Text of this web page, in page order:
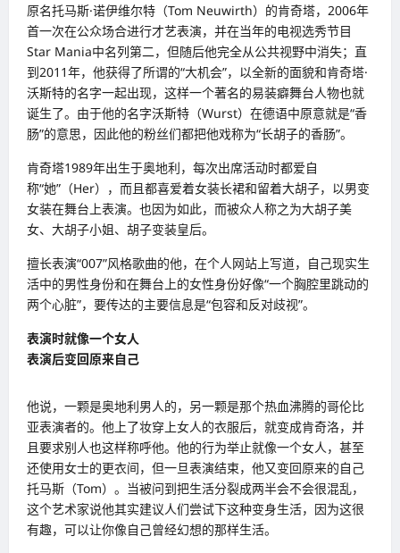
原名托马斯·诺伊维尔特（Tom Neuwirth）的肯奇塔，2006年
首一次在公众场合进行才艺表演，并在当年的电视选秀节目
Star Mania中名列第二，但随后他完全从公共视野中消失；直
到2011年，他获得了所谓的“大机会”，以全新的面貌和肯奇塔·
沃斯特的名字一起出现，这样一个著名的易装癖舞台人物也就
诞生了。由于他的名字沃斯特（Wurst）在德语中原意就是“香
肠”的意思，因此他的粉丝们都把他戏称为“长胡子的香肠”。
肯奇塔1989年出生于奥地利，每次出席活动时都爱自
称“她”（Her），而且都喜爱着女装长裙和留着大胡子，以男变
女装在舞台上表演。也因为如此，而被众人称之为大胡子美
女、大胡子小姐、胡子变装皇后。
擅长表演“007”风格歌曲的他，在个人网站上写道，自己现实生
活中的男性身份和在舞台上的女性身份好像“一个胸腔里跳动的
两个心脏”，要传达的主要信息是“包容和反对歧视”。
表演时就像一个女人
表演后变回原来自己
他说，一颗是奥地利男人的，另一颗是那个热血沸腾的哥伦比
亚表演者的。他上了妆穿上女人的衣服后，就变成肯奇洛，并
且要求别人也这样称呼他。他的行为举止就像一个女人，甚至
还使用女士的更衣间，但一旦表演结束，他又变回原来的自己
托马斯（Tom）。当被问到把生活分裂成两半会不会很混乱，
这个艺术家说他其实建议人们尝试下这种变身生活，因为这很
有趣，可以让你像自己曾经幻想的那样生活。